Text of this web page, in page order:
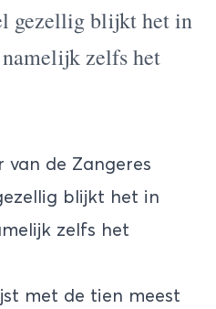
gezellig blijkt het in
zelfs het
de Zangeres
blijkt het in
zelfs het
met de tien meest